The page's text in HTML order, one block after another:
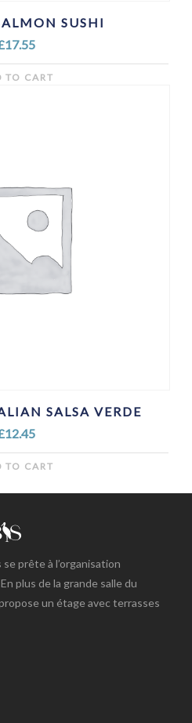
SUSHI
17.55
TO CART
SALSA VERDE
12.45
TO CART
prête à l’organisation
plus de la grande salle du
un étage avec terrasses